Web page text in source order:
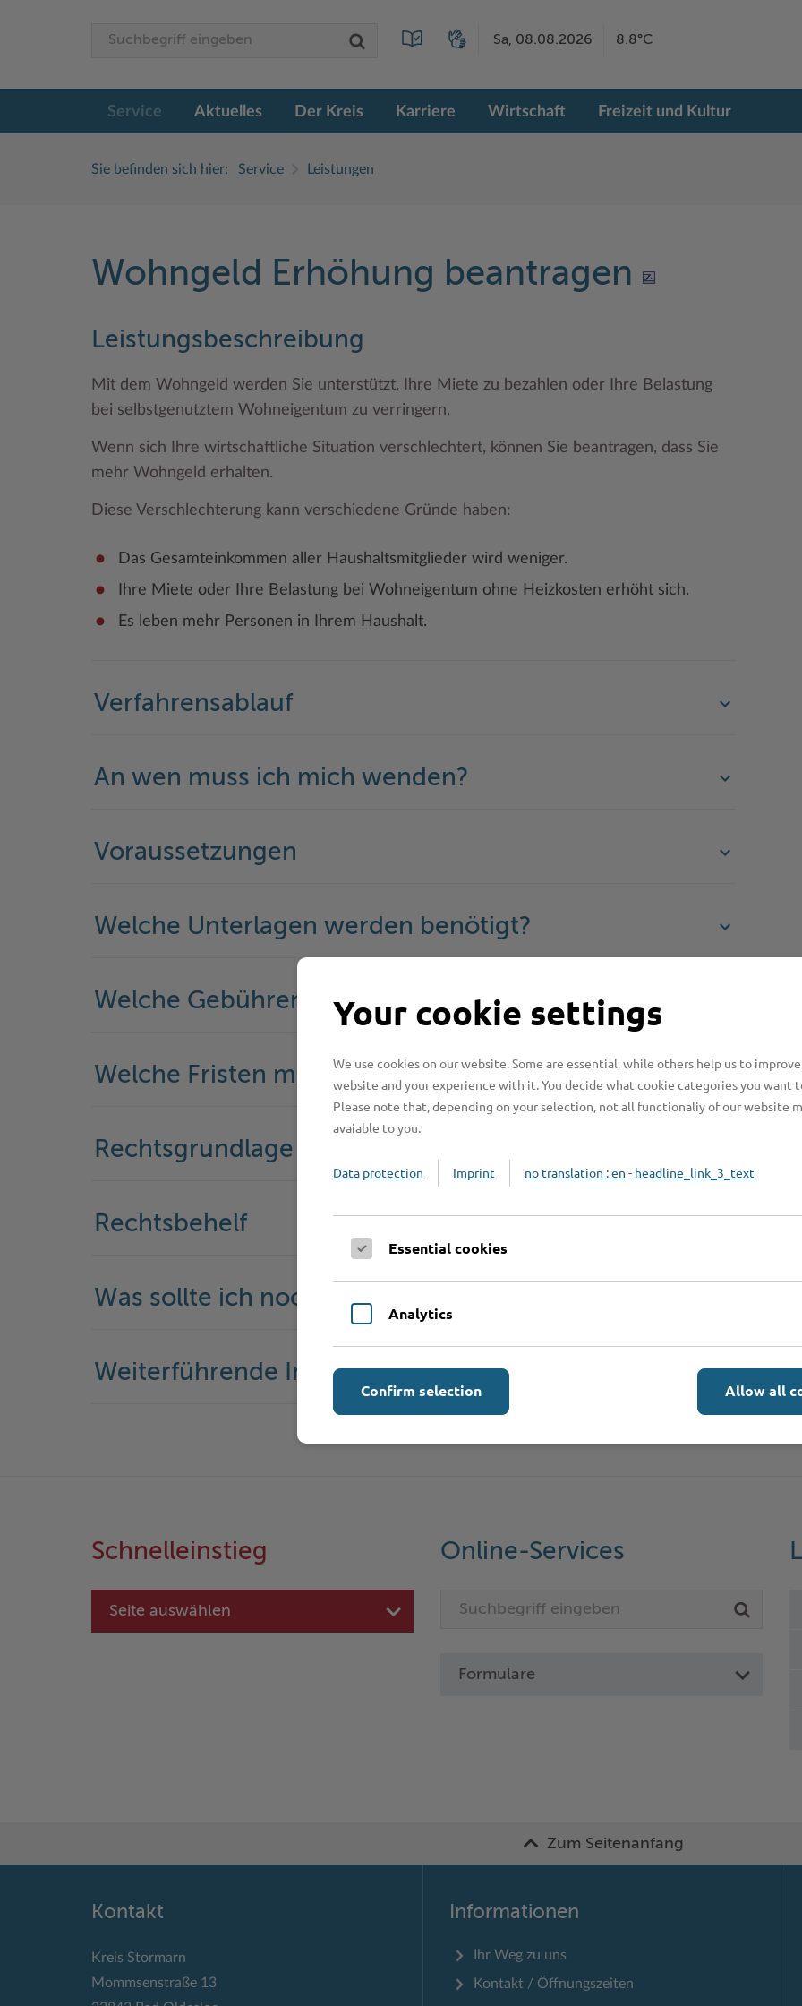
Sa, 08.08.2026 8.8°C
Service Aktuelles Der Kreis Karriere Wirtschaft Freizeit und Kultur
Sie befinden sich hier: Service Leistungen
Wohngeld Erhöhung beantragen
Leistungsbeschreibung
Mit dem Wohngeld werden Sie unterstützt, Ihre Miete zu bezahlen oder Ihre Belastung
bei selbstgenutztem Wohneigentum zu verringern.
Wenn sich Ihre wirtschaftliche Situation verschlechtert, können Sie beantragen, dass Sie
mehr Wohngeld erhalten.
Diese Verschlechterung kann verschiedene Gründe haben:
Das Gesamteinkommen aller Haushaltsmitglieder wird weniger.
Ihre Miete oder Ihre Belastung bei Wohneigentum ohne Heizkosten erhöht sich.
Es leben mehr Personen in Ihrem Haushalt.
Verfahrensablauf
An wen muss ich mich wenden?
Voraussetzungen
Welche Unterlagen werden benötigt?
Welche Gebühren fallen an?
Welche Fristen muss ich beachten?
Rechtsgrundlage
Rechtsbehelf
Was sollte ich noch wissen?
Weiterführende Informationen
Schnelleinstieg
Seite auswählen
Online-Services
Formulare
Zum Seitenanfang
Kontakt
Kreis Stormarn
Mommsenstraße 13
Informationen
Ihr Weg zu uns
Kontakt / Öffnungszeiten
Your cookie settings
We use cookies on our website. Some are essential, while others help us to
website and your experience with it. You decide what cookie categories you want
Please note that, depending on your selection, not all functionaliy of our website
avaiable to you.
Data protection Imprint no translation : en - headline_link_3_text
Essential cookies
Analytics
Allow all
Confirm selection